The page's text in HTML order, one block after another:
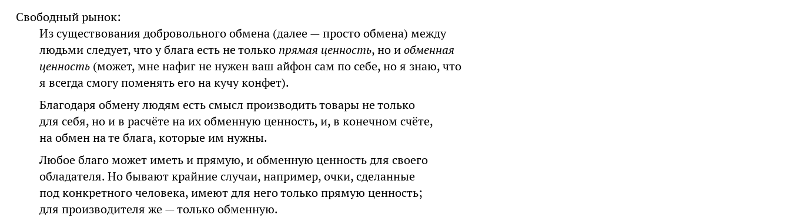
Свободный рынок:
Из существования добровольного обмена (далее — просто обмена) между
людьми следует, что у блага есть не только прямая ценность, но иобменная
ценность(может, мне нафиг не нужен ваш айфон сам по себе, но я знаю, что
я всегда смогу поменять его на кучу конфет).
Благодаря обмену людям есть смысл производить товары не только
для себя, но и в расчёте на их обменную ценность, и, в конечном счёте,
на обмен на те блага, которые им нужны.
Любое благо может иметь и прямую, и обменную ценность для своего
обладателя. Но бывают крайние случаи, например, очки, сделанные
под конкретного человека, имеют для него только прямую ценность;
для производителя же — только обменную.